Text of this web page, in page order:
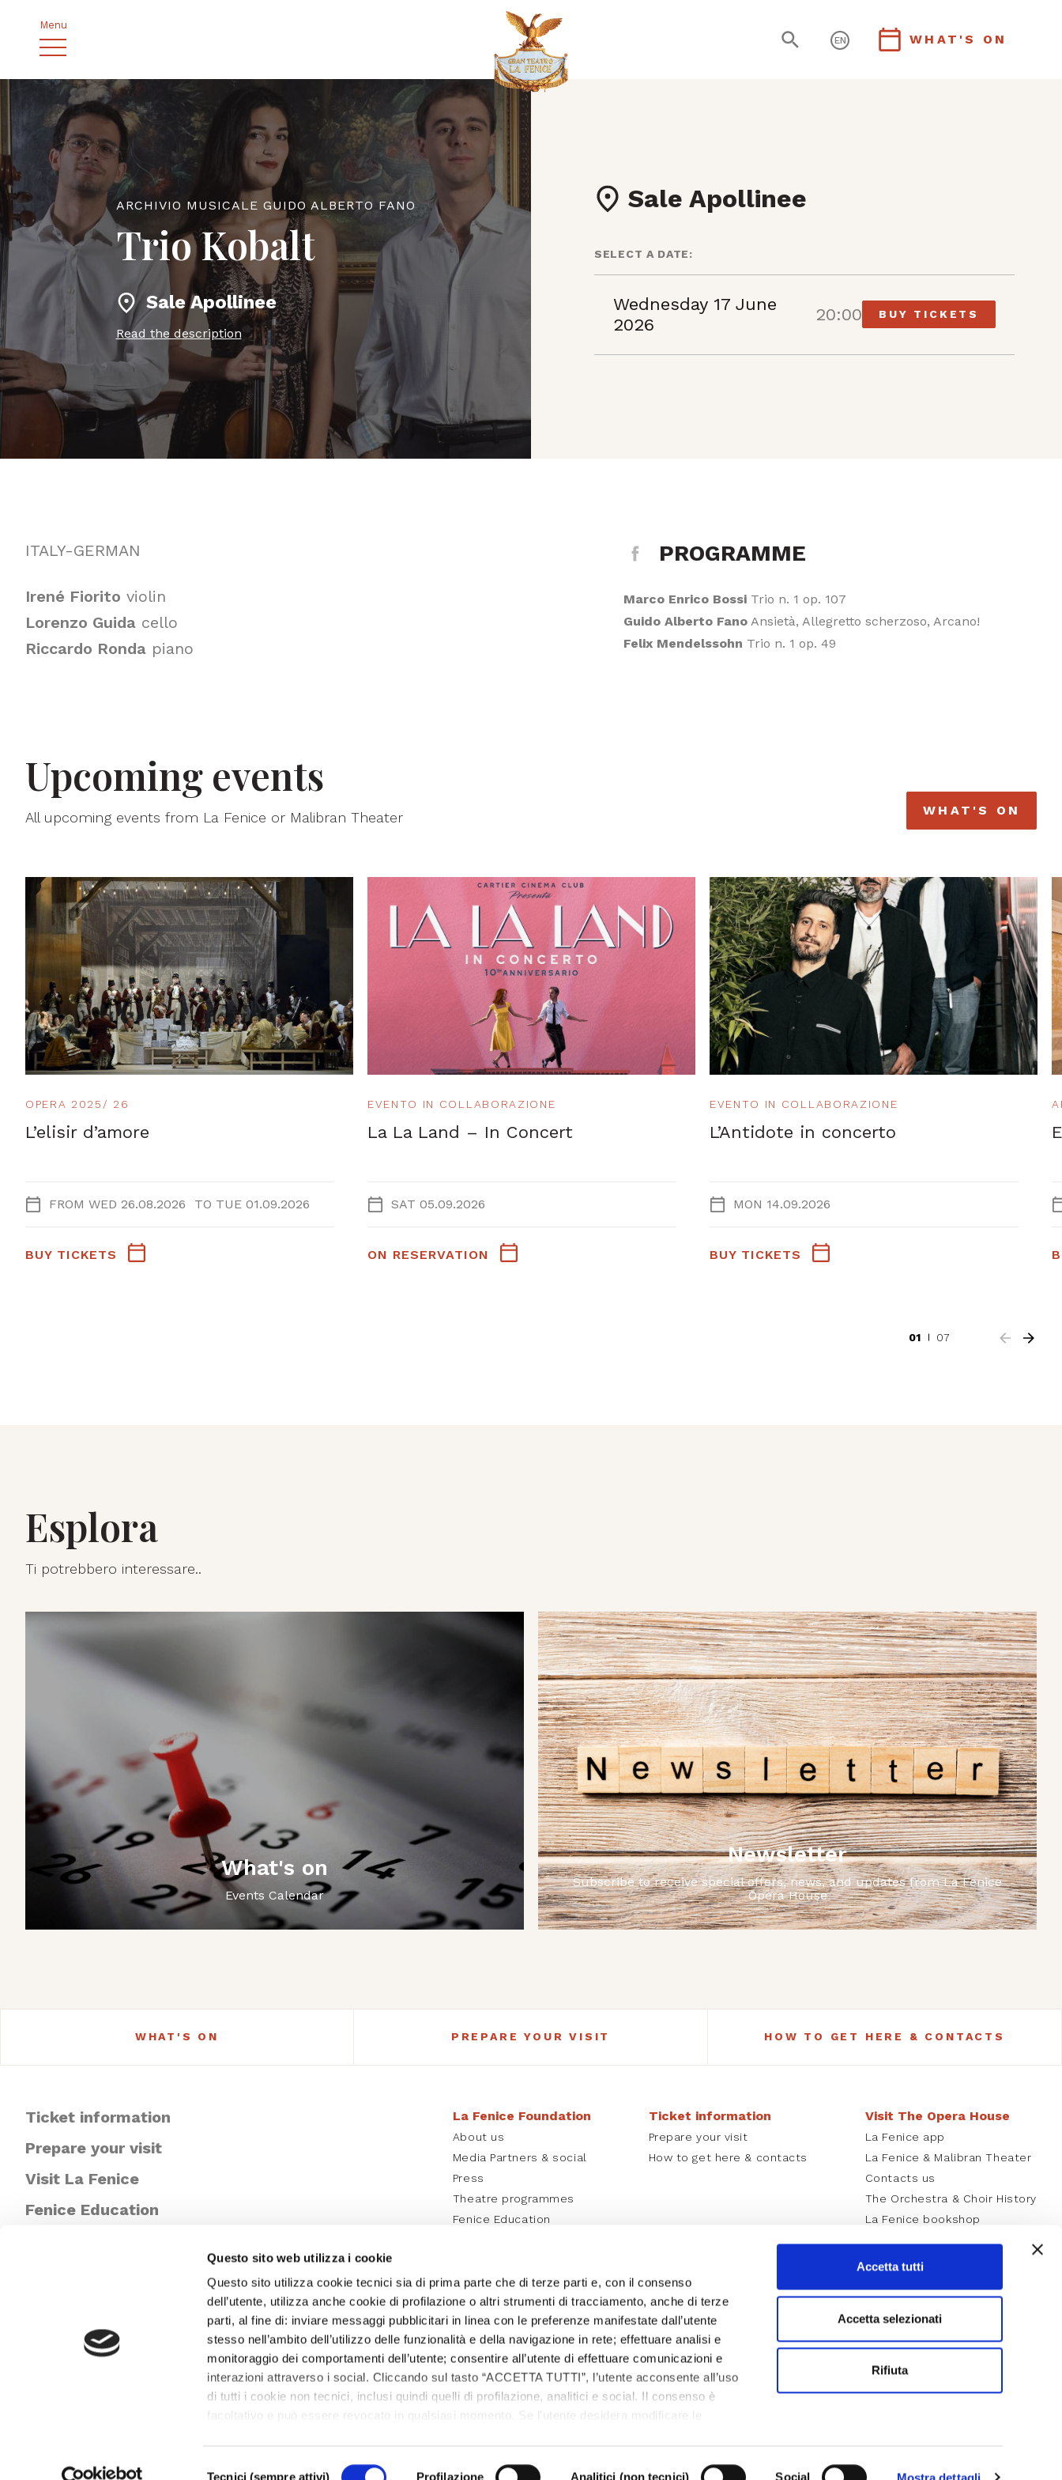
Questo sito web utilizza i cookie
Questo sito utilizza cookie tecnici sia di prima parte che di terze parti e, con il consenso
dell’utente, utilizza anche cookie di profilazione o altri strumenti di tracciamento, anche di terze
parti, al fine di: inviare messaggi pubblicitari in linea con le preferenze manifestate dall’utente
stesso nell’ambito dell’utilizzo delle funzionalità e della navigazione in rete; effettuare analisi e
monitoraggio dei comportamenti dell’utente; consentire all’utente di effettuare comunicazioni e
interazioni attraverso i social. Cliccando sul tasto “ACCETTA TUTTI”, l’utente acconsente all’uso
di tutti i cookie non tecnici, inclusi quindi quelli di profilazione, analitici e social. Il consenso è
facoltativo e può essere revocato in qualsiasi momento. Se l’utente desidera modificare le
revocare il consenso. Chiudendo questo banner - cliccando sulla X in alto a destra - l’utente non
Tecnici (sempre attivi) Profilazione Analitici (non tecnici) Social Mostra dettagli
Accetta tutti
Accetta selezionati
Rifiuta
Menu
EN WHAT'S ON
ARCHIVIO MUSICALE GUIDO ALBERTO FANO
Trio Kobalt
Sale Apollinee
Read the description
Sale Apollinee
SELECT A DATE:
Wednesday 17 June
2026
20:00 BUY TICKETS
ITALY-GERMAN
Irené Fiorito violin
Lorenzo Guida cello
Riccardo Ronda piano
PROGRAMME
Marco Enrico Bossi Trio n. 1 op. 107
Guido Alberto Fano Ansietà, Allegretto scherzoso, Arcano!
Felix Mendelssohn Trio n. 1 op. 49
Upcoming events
All upcoming events from La Fenice or Malibran Theater WHAT'S ON
OPERA 2025/ 26
L’elisir d’amore
FROM WED 26.08.2026 TO TUE 01.09.2026
BUY TICKETS
EVENTO IN COLLABORAZIONE
La La Land – In Concert
SAT 05.09.2026
ON RESERVATION
EVENTO IN COLLABORAZIONE
L’Antidote in concerto
MON 14.09.2026
BUY TICKETS
01 07
Esplora
Ti potrebbero interessare..
What's on
Events Calendar
Newsletter
Subscribe to receive special offers, news, and updates from La Fenice
Opera House
WHAT'S ON PREPARE YOUR VISIT HOW TO GET HERE & CONTACTS
Ticket information
Prepare your visit
Visit La Fenice
Fenice Education
La Fenice Foundation
About us
Media Partners & social
Press
Theatre programmes
Fenice Education
Ticket information
Prepare your visit
How to get here & contacts
Visit The Opera House
La Fenice app
La Fenice & Malibran Theater
Contacts us
The Orchestra & Choir History
La Fenice bookshop